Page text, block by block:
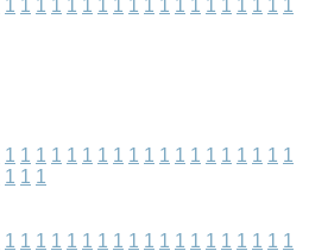
1 1 1 1 1 1 1 1 1 1 1 1 1 1 1 1 1 1 1
1 1 1 1 1 1 1 1 1 1 1 1 1 1 1 1 1 1 1
1 1 1
1 1 1 1 1 1 1 1 1 1 1 1 1 1 1 1 1 1 1